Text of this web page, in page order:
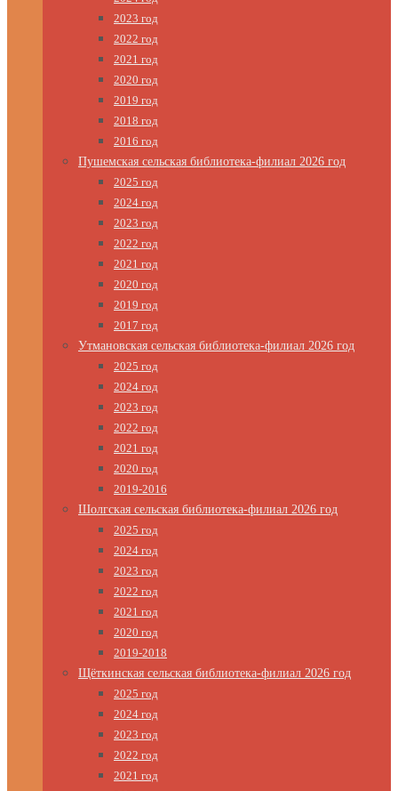
2023 год
2022 год
2021 год
2020 год
2019 год
2018 год
2016 год
Пушемская сельская библиотека-филиал 2026 год
2025 год
2024 год
2023 год
2022 год
2021 год
2020 год
2019 год
2017 год
Утмановская сельская библиотека-филиал 2026 год
2025 год
2024 год
2023 год
2022 год
2021 год
2020 год
2019-2016
Шолгская сельская библиотека-филиал 2026 год
2025 год
2024 год
2023 год
2022 год
2021 год
2020 год
2019-2018
Щёткинская сельская библиотека-филиал 2026 год
2025 год
2024 год
2023 год
2022 год
2021 год